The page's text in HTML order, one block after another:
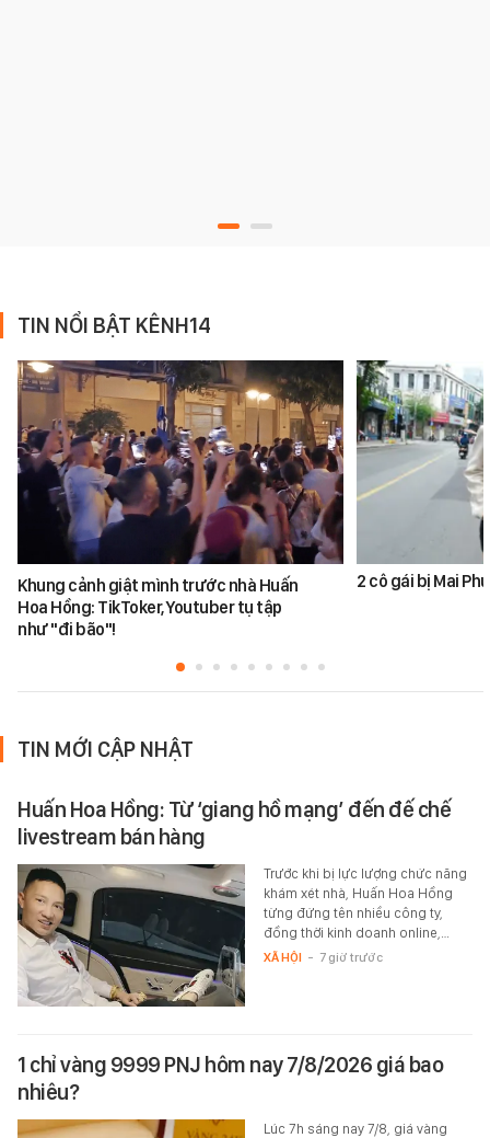
TIN NỔI BẬT KÊNH14
Khung cảnh giật mình trước nhà Huấn
Hoa Hồng: TikToker, Youtuber tụ tập
như "đi bão"!
2 cô gái bị Mai
TIN MỚI CẬP NHẬT
Huấn Hoa Hồng: Từ ‘giang hồ mạng’ đến đế chế
livestream bán hàng
Trước khi bị lực lượng chức năng
khám xét nhà, Huấn Hoa Hồng
từng đứng tên nhiều công ty,
đồng thời kinh doanh online,…
XÃ HỘI - 7 giờ trước
1 chỉ vàng 9999 PNJ hôm nay 7/8/2026 giá bao
nhiêu?
Lúc 7h sáng nay 7/8, giá vàng